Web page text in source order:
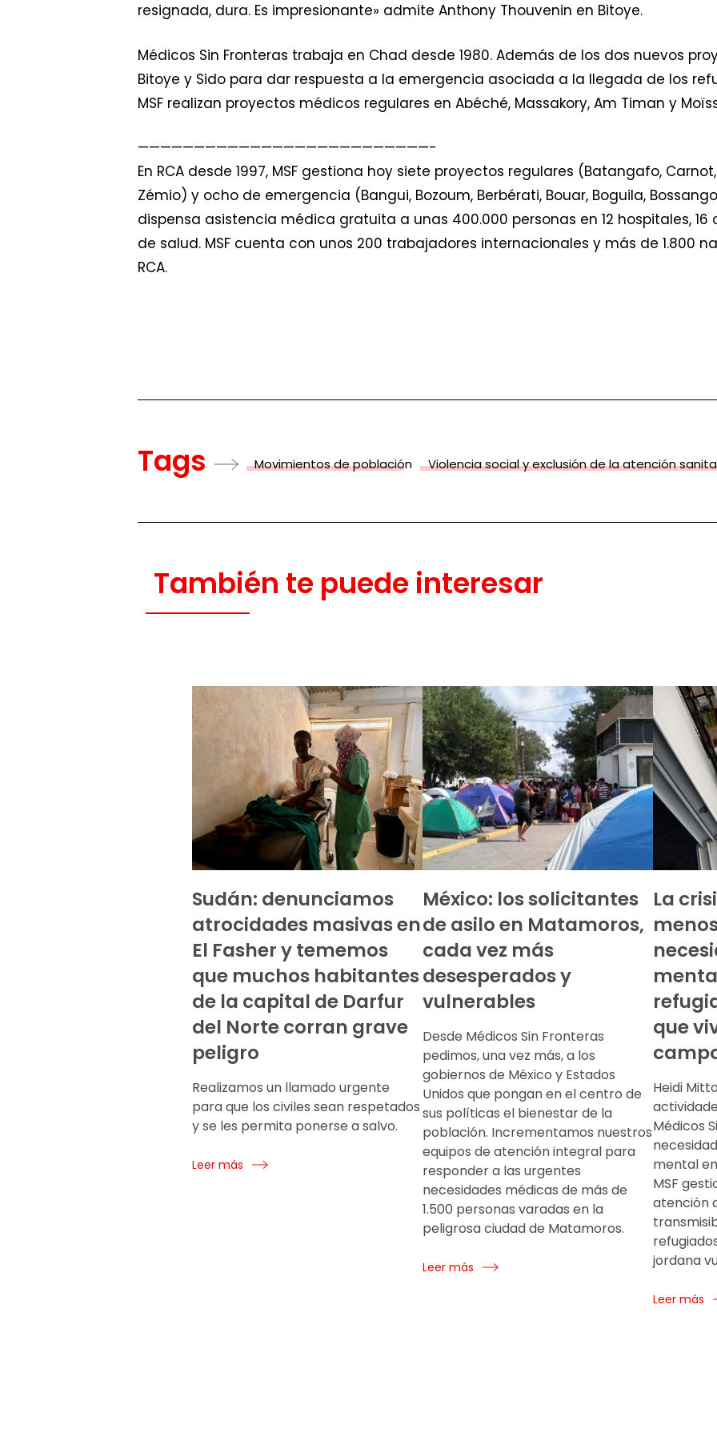
resignada, dura. Es impresionante» admite Anthony Thouvenin en Bitoye.
Médicos Sin Fronteras trabaja en Chad desde 1980. Además de los dos nuevos
Bitoye y Sido para dar respuesta a la emergencia asociada a la llegada de los
MSF realizan proyectos médicos regulares en Abéché, Massakory, Am Timan y
——————————————————————————-
En RCA desde 1997, MSF gestiona hoy siete proyectos regulares (Batangafo,
Zémio) y ocho de emergencia (Bangui, Bozoum, Berbérati, Bouar, Boguila,
dispensa asistencia médica gratuita a unas 400.000 personas en 12 hospitales,
de salud. MSF cuenta con unos 200 trabajadores internacionales y más de 1.800
RCA.
Tags Movimientos de población Violencia social y exclusión de la atención
También te puede interesar
Sudán: denunciamos
atrocidades masivas en
El Fasher y tememos
que muchos habitantes
de la capital de Darfur
del Norte corran grave
peligro
Realizamos un llamado urgente
para que los civiles sean respetados
y se les permita ponerse a salvo.
Leer más
México: los solicitantes
de asilo en Matamoros,
cada vez más
desesperados y
vulnerables
Desde Médicos Sin Fronteras
pedimos, una vez más, a los
gobiernos de México y Estados
Unidos que pongan en el centro de
sus políticas el bienestar de la
población. Incrementamos nuestros
equipos de atención integral para
responder a las urgentes
necesidades médicas de más de
1.500 personas varadas en la
peligrosa ciudad de Matamoros.
Leer más
La
que
Heidi
Médicos
mental
MSF
atención
jordana
Leer más